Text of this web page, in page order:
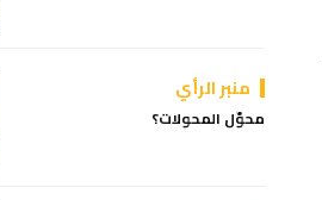
منبر الرأي
محوّل المحولات؟